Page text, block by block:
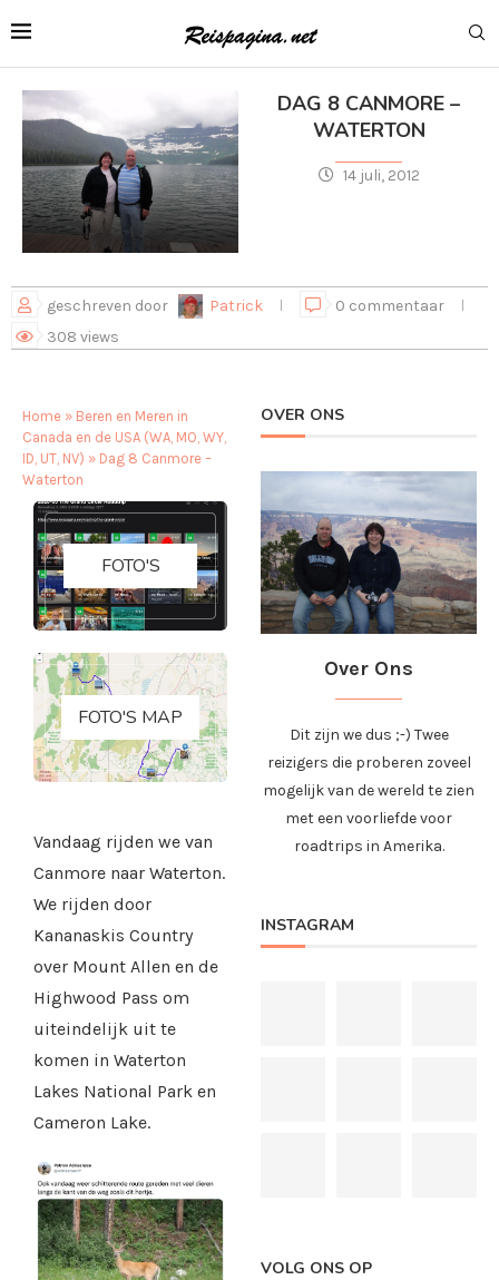
DAG 8 CANMORE –
WATERTON
14 juli, 2012
geschreven door Patrick
0 commentaar
308 views
Home » Beren en Meren in
Canada en de USA (WA, MO, WY,
ID, UT, NV) » Dag 8 Canmore –
Waterton
FOTO'S
FOTO'S MAP
Vandaag rijden we van
Canmore naar Waterton.
We rijden door
Kananaskis Country
over Mount Allen en de
Highwood Pass om
uiteindelijk uit te
komen in Waterton
Lakes National Park en
Cameron Lake.
OVER ONS
Over Ons
Dit zijn we dus ;-) Twee
reizigers die proberen zoveel
mogelijk van de wereld te zien
met een voorliefde voor
roadtrips in Amerika.
INSTAGRAM
VOLG ONS OP